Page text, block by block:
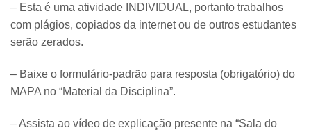
– Esta é uma atividade INDIVIDUAL, portanto trabalhos
com plágios, copiados da internet ou de outros estudantes
serão zerados.
– Baixe o formulário-padrão para resposta (obrigatório) do
MAPA no “Material da Disciplina”.
– Assista ao vídeo de explicação presente na “Sala do